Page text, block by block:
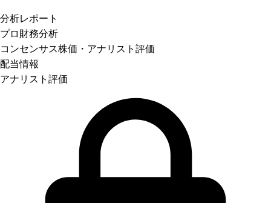
分析レポート
プロ 財務分析
コンセンサス株価 ・アナリスト評価
配当情報
アナリスト評価